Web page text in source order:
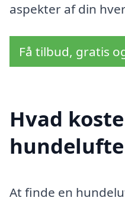
aspekter af din
Få tilbud, gratis
Hvad
At finde en